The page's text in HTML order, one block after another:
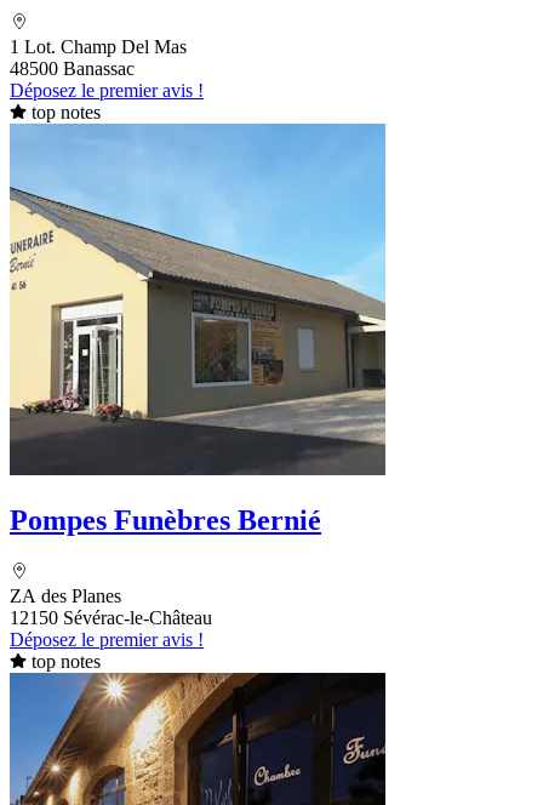
1 Lot. Champ Del Mas
48500 Banassac
Déposez le premier avis !
top notes
Pompes Funèbres Bernié
ZA des Planes
12150 Sévérac-le-Château
Déposez le premier avis !
top notes